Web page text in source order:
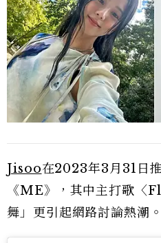
Jisoo在2023年3月31日
《ME》，其中主打歌
舞」更引起網路討論熱潮。